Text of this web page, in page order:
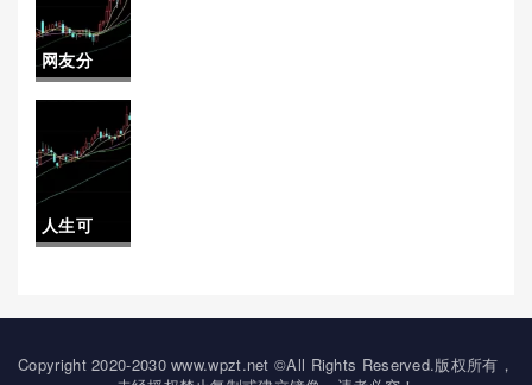
货行情分
析)
网友分
享！环烷
基原油
API(环烷
基原油特
人生可
居间能不
能喊单(期
Copyright 2020-2030 www.wpzt.net ©All Rights Reserved.版权所有，